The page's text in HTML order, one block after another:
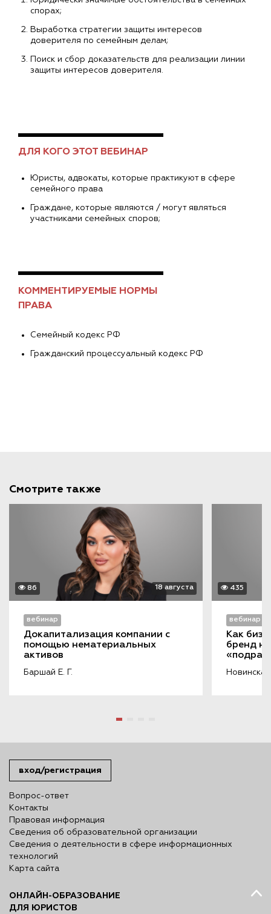
спорах;
Выработка стратегии защиты интересов
доверителя по семейным делам;
Поиск и сбор доказательств для реализации линии
защиты интересов доверителя.
ДЛЯ КОГО ЭТОТ ВЕБИНАР
Юристы, адвокаты, которые практикуют в сфере
семейного права
Граждане, которые являются / могут являться
участниками семейных споров;
КОММЕНТИРУЕМЫЕ НОРМЫ
ПРАВА
Семейный кодекс РФ
Гражданский процессуальный кодекс РФ
Смотрите также
86 18 августа
вебинар
Докапитализация компании с
помощью нематериальных
активов
Баршай Е. Г.
435
вебинар
Как
бренд
вход/регистрация
Вопрос-ответ
Контакты
Правовая информация
Сведения об образовательной организации
Сведения о деятельности в сфере информационных
технологий
Карта сайта
ОНЛАЙН-ОБРАЗОВАНИЕ
ДЛЯ ЮРИСТОВ